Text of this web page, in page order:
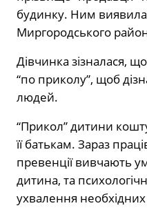
будинку. Ним
Миргородського
Дівчинка зізналася,
“по приколу”, щоб
людей.
“Прикол” дитини
її батькам. Зараз
превенції вивчають
дитина, та
ухвалення